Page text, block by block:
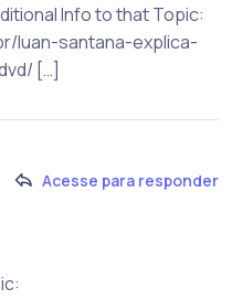
Info to that Topic:
luan-santana-explica-
[…]
Acesse para responder